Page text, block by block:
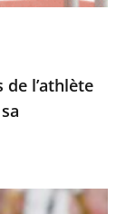
de l’athlète